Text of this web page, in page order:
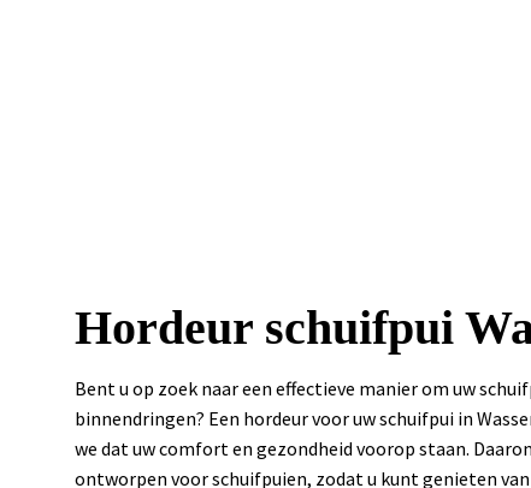
Hordeur schuifpui
Bent u op zoek naar een effectieve manier om uw
binnendringen? Een hordeur voor uw schuifpui in
we dat uw comfort en gezondheid voorop staan.
ontworpen voor schuifpuien, zodat u kunt genieten